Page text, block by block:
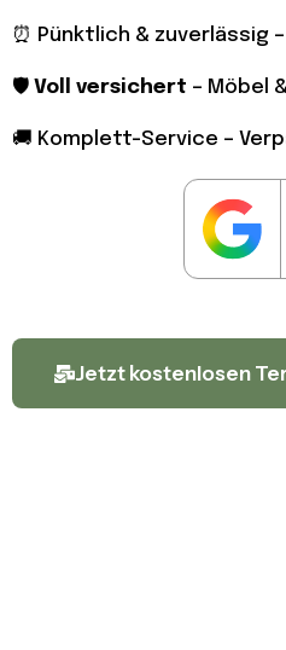
⏰ Pünktlich & zuverlässig
🛡️ Voll versichert – Möbel
🚚 Komplett-Service –
Jetzt kostenlosen